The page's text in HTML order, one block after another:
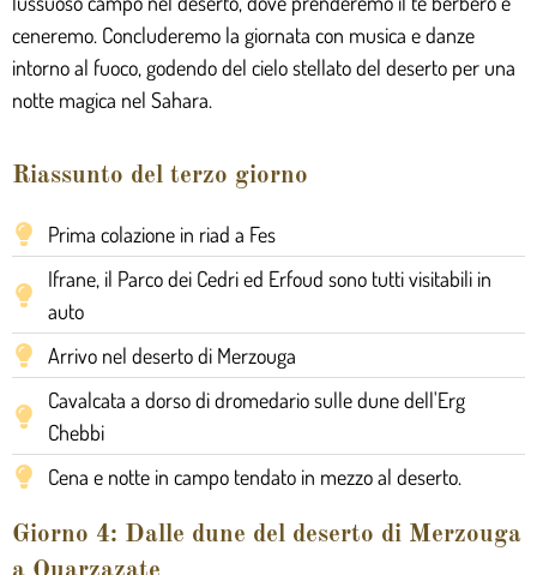
ceneremo. Concluderemo la giornata con musica e danze
intorno al fuoco, godendo del cielo stellato del deserto per una
notte magica nel Sahara.
Riassunto del terzo giorno
Prima colazione in riad a Fes
Ifrane, il Parco dei Cedri ed Erfoud sono tutti visitabili in
auto
Arrivo nel deserto di Merzouga
Cavalcata a dorso di dromedario sulle dune dell'Erg
Chebbi
Cena e notte in campo tendato in mezzo al deserto.
Giorno 4: Dalle dune del deserto di Merzouga